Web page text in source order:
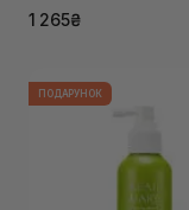
1 265₴
ПОДАРУНОК